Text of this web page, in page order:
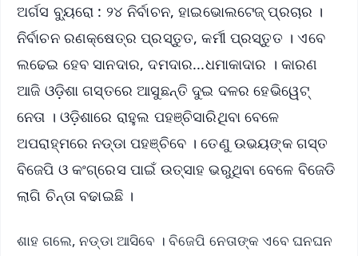
ଅର୍ଗସ ବ୍ୟୁରୋ : ୨୪ ନିର୍ବାଚନ, ହାଇଭୋଲଟେଜ୍‌ ପ୍ରଚାର ।
ନିର୍ବାଚନ ରଣକ୍ଷେତ୍ର ପ୍ରସ୍ତୁତ, କର୍ମୀ ପ୍ରସ୍ତୁତ । ଏବେ
ଲଢେଇ ହେବ ସାନଦାର, ଦମଦାର...ଧମାକାଦାର । କାରଣ
ଆଜି ଓଡ଼ିଶା ଗସ୍ତରେ ଆସୁଛନ୍ତି ଦୁଇ ଦଳର ହେଭିୱେଟ୍‌
ନେତା । ଓଡ଼ିଶାରେ ରାହୁଲ ପହଞ୍ଚିସାରିଥିବା ବେଳେ
ଅପରାହ୍ମରେ ନଡ୍ଡା ପହଞ୍ଚିବେ । ତେଣୁ ଉଭୟଙ୍କ ଗସ୍ତ
ବିଜେପି ଓ କଂଗ୍ରେସ ପାଇଁ ଉତ୍ସାହ ଭରୁଥିବା ବେଳେ ବିଜେଡି
ଲାଗି ଚିନ୍ତା ବଢାଇଛି ।
ଶାହ ଗଲେ, ନଡ୍ଡା ଆସିବେ । ବିଜେପି ନେତାଙ୍କ ଏବେ ଘନଘନ